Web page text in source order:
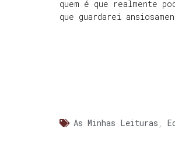
quem é que realmente
que guardarei
As Minhas Leituras